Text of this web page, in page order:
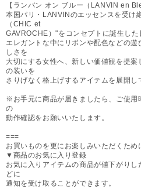
【ランバン オン ブルー（LANVIN en
本国パリ・LANVINのエッセンスを受け
（CHIC et
GAVROCHE）"をコンセプトに誕生した
エレガントな中にリボンや配色などの
しさを
大切にする女性へ、新しい価値観を提
の装いを
さりげなく格上げするアイテムを展開し
※お手元に商品が届きましたら、ご使用
の
動作確認をお願いいたします。
===
お買いものを更にお楽しみいただくため
▼商品のお気に入り登録
お気に入りアイテムの商品が値下がり
どに
通知を受け取ることができます。